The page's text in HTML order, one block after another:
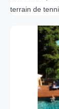
terrain de